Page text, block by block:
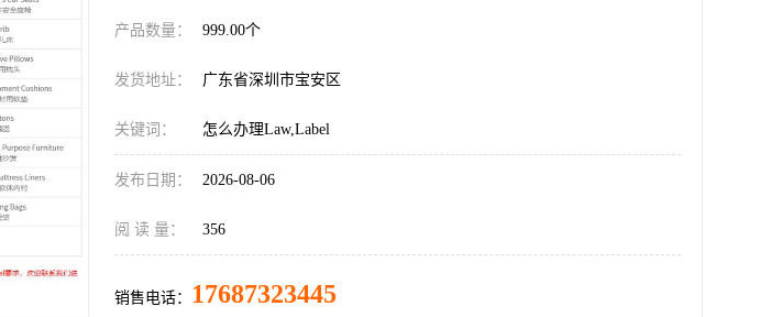
产品数量： 999.00个
发货地址： 广东省深圳市宝安区
关键词： 怎么办理Law,Label
发布日期： 2026-08-06
阅 读 量： 356
销售电话： 17687323445